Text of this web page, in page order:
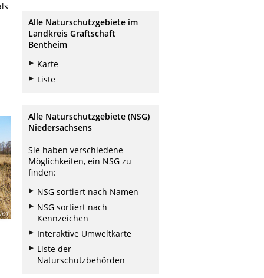
Alle Naturschutzgebiete im
Landkreis Graftschaft
Bentheim
Karte
Liste
Alle Naturschutzgebiete (NSG)
Niedersachsens
Sie haben verschiedene
Möglichkeiten, ein NSG zu
finden:
NSG sortiert nach Namen
NSG sortiert nach
Kennzeichen
Interaktive Umweltkarte
Liste der
Naturschutzbehörden